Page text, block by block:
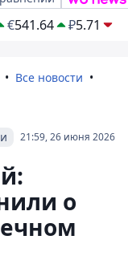
€541.64 ₽5.71
Все новости
21:59, 26 июня 2026
о